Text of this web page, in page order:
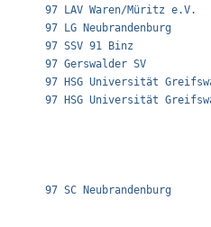
97 LAV Waren/
97 LG
97 SSV
97
97 HSG Universität
97 HSG Universität
97 SC